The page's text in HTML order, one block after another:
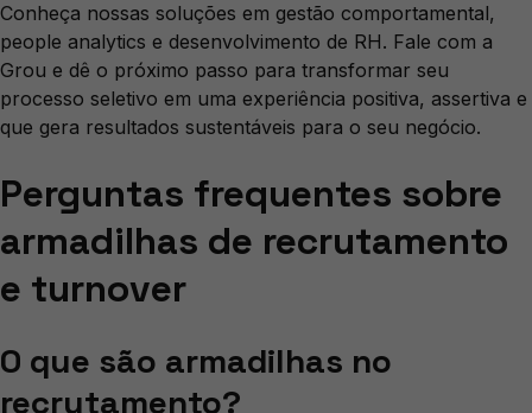
Conheça nossas soluções em gestão comportamental,
people analytics e desenvolvimento de RH. Fale com a
Grou e dê o próximo passo para transformar seu
processo seletivo em uma experiência positiva, assertiva e
que gera resultados sustentáveis para o seu negócio.
Perguntas frequentes sobre
armadilhas de recrutamento
e turnover
O que são armadilhas no
recrutamento?